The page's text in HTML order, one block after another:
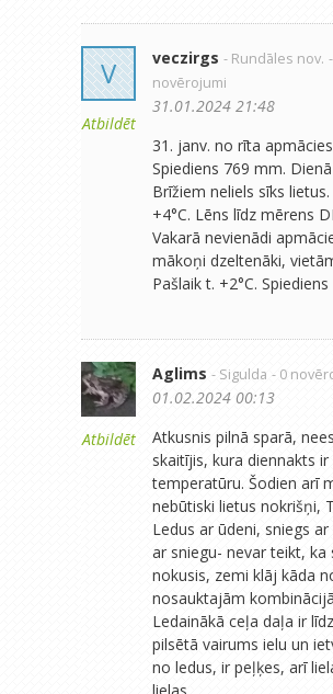
V
Atbildēt
veczirgs - Rundāles nov.
novērojumi
31.01.2024 21:48
31. janv. no rīta
Spiediens 769 mm.
Brīžiem neliels sīks
+4°C. Lēns līdz mērens
Vakarā nevienādi
mākoņi dzeltenāki,
Pašlaik t. +2°C.
Atbildēt
Aglims - Sigulda - 0
01.02.2024 00:13
Atkusnis pilnā sparā,
skaitījis, kura diennakts
temperatūru. Šodien arī
nebūtiski lietus nokrišņi,
Ledus ar ūdeni, sniegs
ar sniegu- nevar teikt, ka
nokusis, zemi klāj kāda
nosauktajām
Ledainākā ceļa daļa ir
pilsētā vairums ielu un
no ledus, ir peļķes, arī